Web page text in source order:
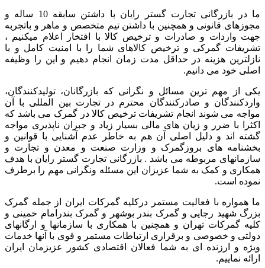
ما در بازرگانی تجارت گستر رایان با داشتن سابقه 10 ساله و
مجوزهای قانونی و همچنین با داشتن تیم متخصص و ماهر و باتجربه
جهت واردات و صادرات و ترخیص کالا با افتخار اعلام میکنیم ،
تشریفات گمرکی و ترخیص کالاهای شما را با امنیت کامل و با
نازلترین هزینه در حداقل مدت زمان انجام دهیم و این را وظیفه
اصلی خود می دانیم.
یکی از مهم ترین مسائل و نگرانی که بازرگانان، تولیدکنندگان،
واردکنندگان و صادرکنندگان محترم در تجارت بین المللی با آن
مواجه می شوند انجام تشریفات ترخیص کالا در گمرک می باشد که
اکثرا با ضرر و زیان های مالی بسیار زیاد و جبران ناپذیری مواجه
گشته اند و دلیل اصلی آن هم به خاطر عدم آشنایی با قوانین و
بخشنامه های بروزگمرک و وزارت صنعت و معدن و تجارت و
سازمانهای مربوطه می باشد . بازرگانی تجارت گستر رایان با هدف
همکاری و کمک به شما عزیزان این مسئله ونگرانی مهم را برطرف
نموده است.
ما همواره با فعالیت مستمر درکلیه گمرکات ایران از جمله گمرک
بزرگ شهید رجایی و گمرک بندر بوشهر و گمرک بندرامام خمینی و
کلیه گمرکات تهران و همچنین با همکاری با سازمانها و ارگانهای
دولتی و خصوصی و برقراری ارتباطات مستمر و قوی با آنها خدمات
ویژه و ارزنده ای به شما فعالان اقتصادی کشور عزیزمان ایران
ارائه نماییم.